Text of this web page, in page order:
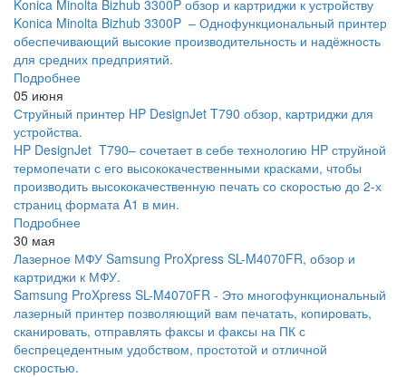
Konica Minolta Bizhub 3300P обзор и картриджи к устройству
Konica Minolta Bizhub 3300P – Однофункциональный принтер
обеспечивающий высокие производительность и надёжность
для средних предприятий.
Подробнее
05 июня
Струйный принтер HP DesignJet T790 обзор, картриджи для
устройства.
HP DesignJet T790– сочетает в себе технологию HP струйной
термопечати с его высококачественными красками, чтобы
производить высококачественную печать со скоростью до 2-х
страниц формата A1 в мин.
Подробнее
30 мая
Лазерное МФУ Samsung ProXpress SL-M4070FR, обзор и
картриджи к МФУ.
Samsung ProXpress SL-M4070FR - Это многофункциональный
лазерный принтер позволяющий вам печатать, копировать,
сканировать, отправлять факсы и факсы на ПК с
беспрецедентным удобством, простотой и отличной
скоростью.